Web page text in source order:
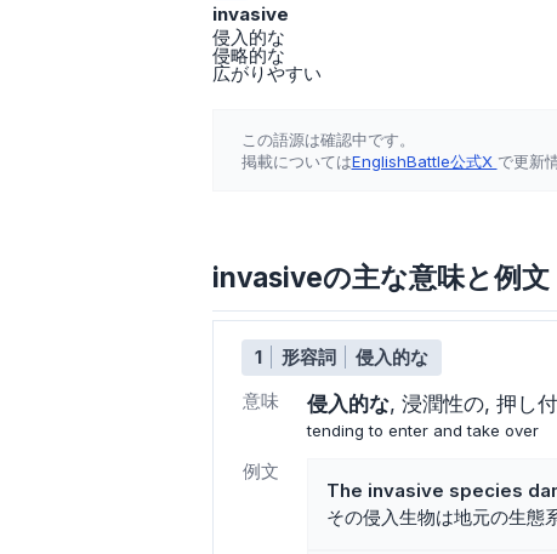
invasive
侵入的な
侵略的な
広がりやすい
この語源は確認中です。
掲載についてはEnglishBattle公式X で更新
invasiveの主な意味と例文
1 形容詞
侵入的な
意味
侵入的な 浸潤性の 押し
tending to enter and take over
例文
The invasive species
その侵入生物は地元の生態